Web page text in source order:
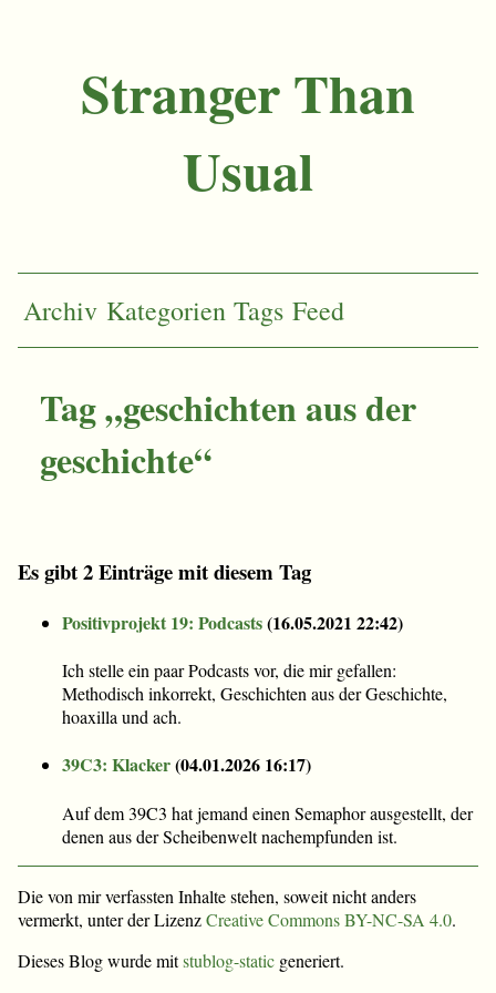
Stranger Than
Usual
Archiv Kategorien Tags Feed
Tag „geschichten aus der
geschichte“
Es gibt 2 Einträge mit diesem Tag
Positivprojekt 19: Podcasts(16.05.2021 22:42)
Ich stelle ein paar Podcasts vor, die mir gefallen:
Methodisch inkorrekt, Geschichten aus der Geschichte,
hoaxilla und ach.
39C3: Klacker(04.01.2026 16:17)
Auf dem 39C3 hat jemand einen Semaphor ausgestellt, der
denen aus der Scheibenwelt nachempfunden ist.
Die von mir verfassten Inhalte stehen, soweit nicht anders
vermerkt, unter der LizenzCreative Commons BY-NC-SA 4.0.
Dieses Blog wurde mitstublog-static generiert.